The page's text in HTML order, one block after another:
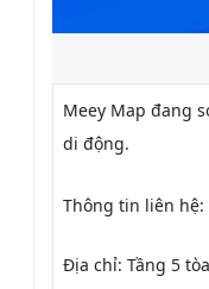
Meey Map đang
di động.
Thông tin liên hệ:
Địa chỉ: Tầng 5